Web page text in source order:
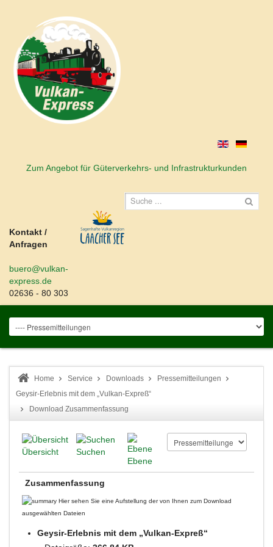
Zum Angebot für Güterverkehrs- und Infrastrukturkunden
Kontakt /
Anfragen
buero@vulkan-
express.de
02636 - 80 303
Home Service Downloads
Pressemitteilungen
Geysir-Erlebnis mit dem „Vulkan-Expreß“
Download Zusammenfassung
Übersicht
Suchen
Ebene
Zusammenfassung
Hier sehen Sie eine Aufstellung der von Ihnen zum Download
ausgewählten Dateien
Geysir-Erlebnis mit dem „Vulkan-Expreß“